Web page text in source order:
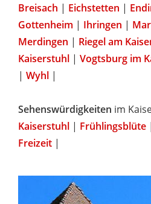
Breisach | Eichstetten |
Gottenheim | Ihringen |
Merdingen | Riegel am
Kaiserstuhl | Vogtsburg im
| Wyhl |
Sehenswürdigkeiten im
Kaiserstuhl | Frühlingsblüte |
Freizeit |